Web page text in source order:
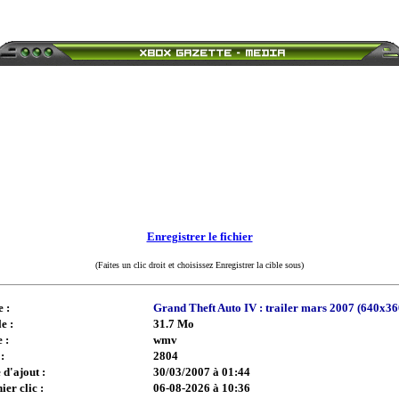
Enregistrer le fichier
(Faites un clic droit et choisissez Enregistrer la cible sous)
:
Grand Theft Auto IV : trailer mars 2007
:
31.7 Mo
:
wmv
2804
d'ajout :
30/03/2007 à 01:44
clic :
06-08-2026 à 10:36